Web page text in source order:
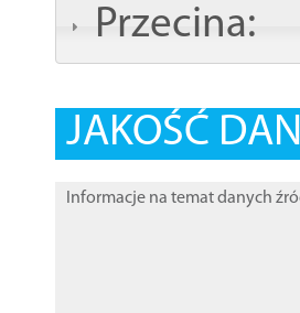
Przecina:
JAKOŚĆ
Informacje na temat danych